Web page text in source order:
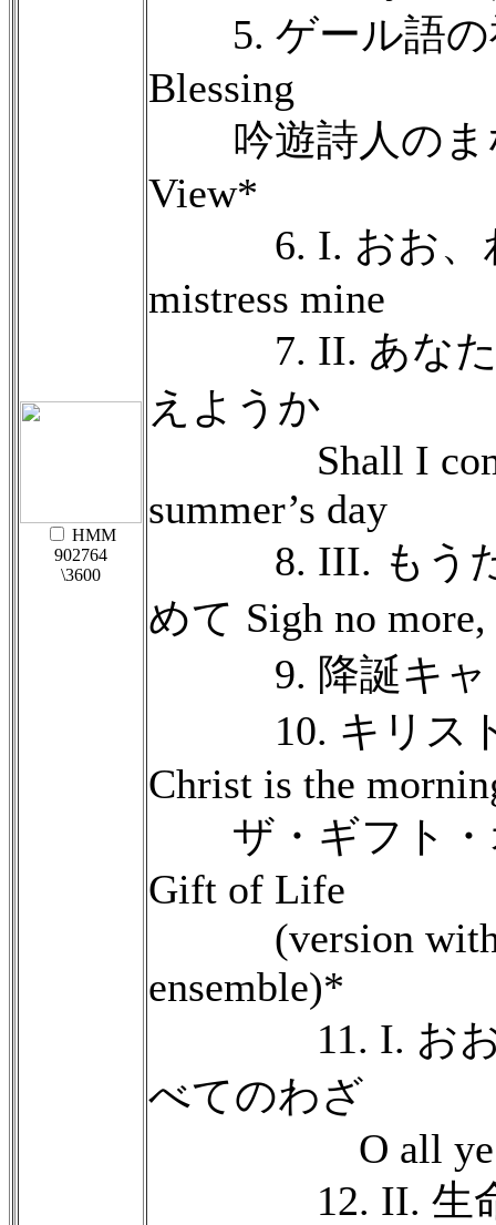
HMM
902764
\3600
5. ゲール語の
Blessing
吟遊詩人のま
View*
6. I. おお、わ
mistress mine
7. II. あなた
えようか
Shall I
summer’s day
8. III. もうた
めて Sigh no more,
9. 降誕キャロ
10. キリスト
Christ is the
ザ・ギフト・
Gift of Life
(version with
ensemble)*
11. I. おお、
べてのわざ
O all ye
12. II. 生命の